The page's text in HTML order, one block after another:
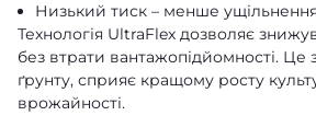
Низький тиск – менше
Технологія UltraFlex дозволяє
без втрати вантажопідйомності. Це
ґрунту, сприяє кращому росту
врожайності.